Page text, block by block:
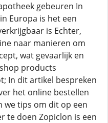
gebeuren In
Europa is het een
is Echter,
naar manieren om
wat gevaarlijk en
products
In dit artikel bespreken
het online bestellen
we tips om dit op een
te doen Zopiclon is een